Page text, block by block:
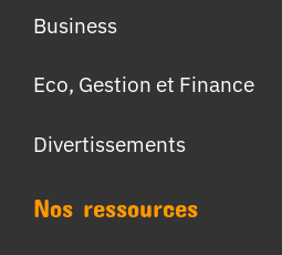
Business
Eco, Gestion et Finance
Divertissements
Nos ressources